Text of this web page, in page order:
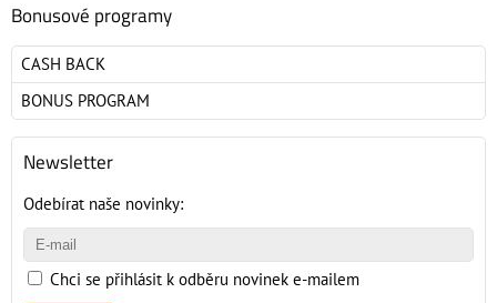
Bonusové programy
CASH BACK
BONUS PROGRAM
Newsletter
Odebírat naše novinky:
Chci se přihlásit k odběru novinek e-mailem